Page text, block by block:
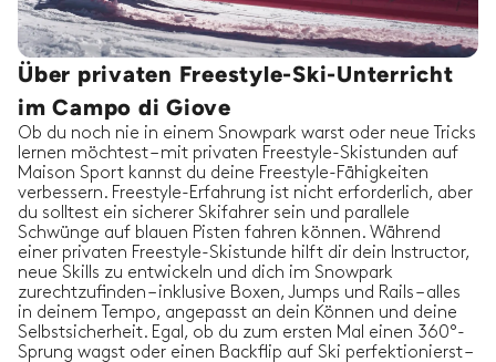
Über privaten Freestyle-Ski-Unterricht
im Campo di Giove
Ob du noch nie in einem Snowpark warst oder neue Tricks
lernen möchtest – mit privaten Freestyle-Skistunden auf
Maison Sport kannst du deine Freestyle-Fähigkeiten
verbessern. Freestyle-Erfahrung ist nicht erforderlich, aber
du solltest ein sicherer Skifahrer sein und parallele
Schwünge auf blauen Pisten fahren können. Während
einer privaten Freestyle-Skistunde hilft dir dein Instructor,
neue Skills zu entwickeln und dich im Snowpark
zurechtzufinden – inklusive Boxen, Jumps und Rails – alles
in deinem Tempo, angepasst an dein Können und deine
Selbstsicherheit. Egal, ob du zum ersten Mal einen 360°-
Sprung wagst oder einen Backflip auf Ski perfektionierst –